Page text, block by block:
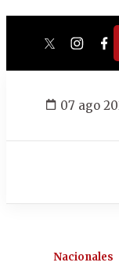
twitter
07 ago
Nacionales